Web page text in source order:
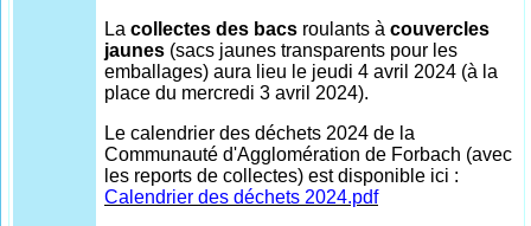
La collectes des bacs roulants à couvercles
jaunes (sacs jaunes transparents pour les
emballages) aura lieu le jeudi 4 avril 2024 (à la
place du mercredi 3 avril 2024).
Le calendrier des déchets 2024 de la
Communauté d'Agglomération de Forbach (avec
les reports de collectes) est disponible ici :
Calendrier des déchets 2024.pdf